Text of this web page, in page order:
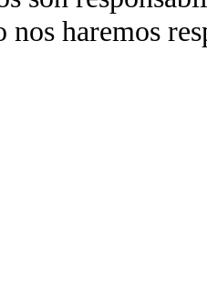
nos haremos